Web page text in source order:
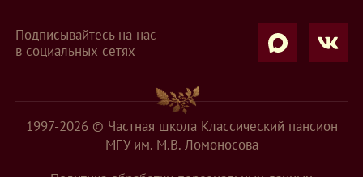
Подписывайтесь на нас
в социальных сетях
1997-2026 © Частная школа Классический пансион
МГУ им. М.В. Ломоносова